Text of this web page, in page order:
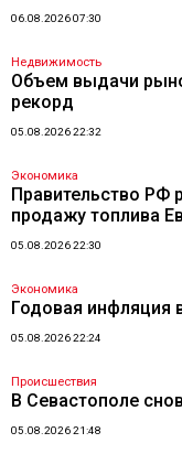
06.08.2026 07:30
Недвижимость
Объем выдачи
рекорд
05.08.2026 22:32
Экономика
Правительство РФ
продажу топлива
05.08.2026 22:30
Экономика
Годовая инфляция
05.08.2026 22:24
Происшествия
В Севастополе
05.08.2026 21:48